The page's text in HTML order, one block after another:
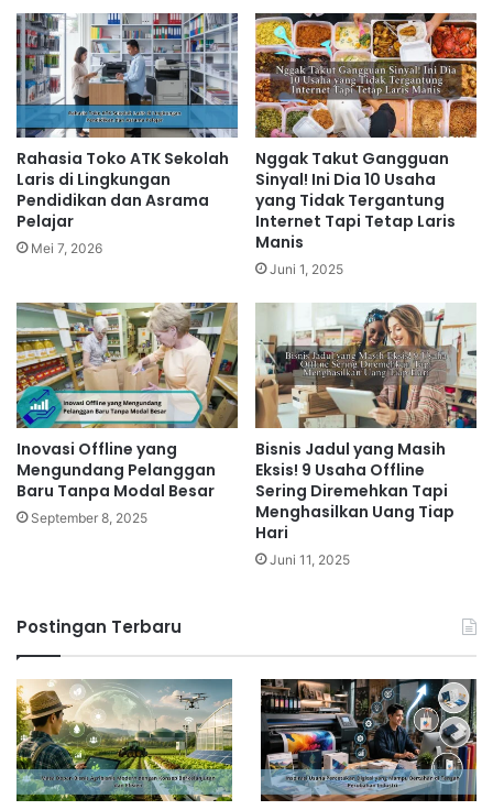
Rahasia Toko ATK Sekolah
Laris di Lingkungan
Pendidikan dan Asrama
Pelajar
Mei 7, 2026
Nggak Takut Gangguan
Sinyal! Ini Dia 10 Usaha
yang Tidak Tergantung
Internet Tapi Tetap Laris
Manis
Juni 1, 2025
Inovasi Offline yang
Mengundang Pelanggan
Baru Tanpa Modal Besar
September 8, 2025
Bisnis Jadul yang Masih
Eksis! 9 Usaha Offline
Sering Diremehkan Tapi
Menghasilkan Uang Tiap
Hari
Juni 11, 2025
Postingan Terbaru